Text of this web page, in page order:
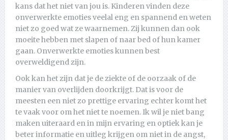
kans dat het niet van jou is. Kinderen vinden deze
onverwerkte emoties veelal eng en spannend en weten
niet zo goed wat ze waarnemen. Zij kunnen dan ook
moeite hebben met slapen of naar bed of hun kamer
gaan. Onverwerkte emoties kunnen best
overweldigend zijn.
Ook kan het zijn dat je de ziekte of de oorzaak of de
manier van overlijden doorkrijgt. Dat is voor de
meesten een niet zo prettige ervaring echter komt het
te vaak voor om het niet te noemen. Ik wil je niet bang
maken uiteraard en in mijn ervaring en optiek kan je
beter informatie en uitleg krijgen om niet in de angst,